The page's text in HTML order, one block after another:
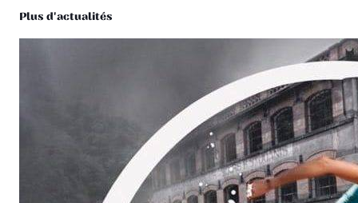
Plus d'actualités